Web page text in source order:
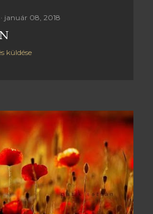
január 08, 2018
küldése